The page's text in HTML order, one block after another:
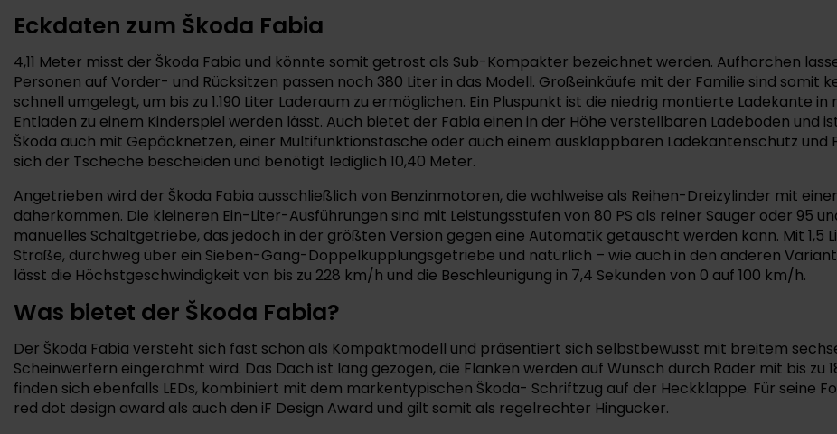
Eckdaten zum Škoda Fabia
4,11 Meter misst der Škoda Fabia und könnte somit getrost als Sub-Kompakter bezeichnet werden. Aufhorchen
Personen auf Vorder- und Rücksitzen passen noch 380 Liter in das Modell. Großeinkäufe mit der Familie sind somit
schnell umgelegt, um bis zu 1.190 Liter Laderaum zu ermöglichen. Ein Pluspunkt ist die niedrig montierte Ladekante
Entladen zu einem Kinderspiel werden lässt. Auch bietet der Fabia einen in der Höhe verstellbaren Ladeboden und
Škoda auch mit Gepäcknetzen, einer Multifunktionstasche oder auch einem ausklappbaren Ladekantenschutz
sich der Tscheche bescheiden und benötigt lediglich 10,40 Meter.
Angetrieben wird der Škoda Fabia ausschließlich von Benzinmotoren, die wahlweise als Reihen-Dreizylinder mit
daherkommen. Die kleineren Ein-Liter-Ausführungen sind mit Leistungsstufen von 80 PS als reiner Sauger oder 95
manuelles Schaltgetriebe, das jedoch in der größten Version gegen eine Automatik getauscht werden kann. Mit 1,5
Straße, durchweg über ein Sieben-Gang-Doppelkupplungsgetriebe und natürlich – wie auch in den anderen
lässt die Höchstgeschwindigkeit von bis zu 228 km/h und die Beschleunigung in 7,4 Sekunden von 0 auf 100 km/h.
Was bietet der Škoda Fabia?
Der Škoda Fabia versteht sich fast schon als Kompaktmodell und präsentiert sich selbstbewusst mit breitem
Scheinwerfern eingerahmt wird. Das Dach ist lang gezogen, die Flanken werden auf Wunsch durch Räder mit bis zu
finden sich ebenfalls LEDs, kombiniert mit dem markentypischen Škoda- Schriftzug auf der Heckklappe. Für seine
red dot design award als auch den iF Design Award und gilt somit als regelrechter Hingucker.